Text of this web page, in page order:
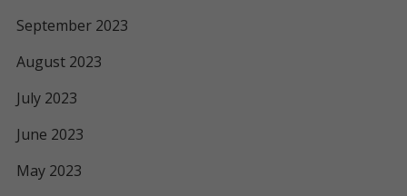
September 2023
August 2023
July 2023
June 2023
May 2023